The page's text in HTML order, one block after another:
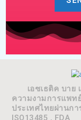
เอซเธติค บาย
ความงามการแพท
ประเทศไทยผ่านกา
ISO13485 , FDA